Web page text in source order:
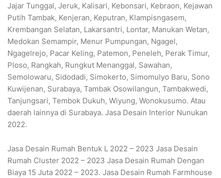
Jajar Tunggal, Jeruk, Kalisari, Kebonsari, Kebraon, Kejawan
Putih Tambak, Kenjeran, Keputran, Klampisngasem,
Krembangan Selatan, Lakarsantri, Lontar, Manukan Wetan,
Medokan Semampir, Menur Pumpungan, Ngagel,
Ngagelrejo, Pacar Keling, Patemon, Peneleh, Perak Timur,
Ploso, Rangkah, Rungkut Menanggal, Sawahan,
Semolowaru, Sidodadi, Simokerto, Simomulyo Baru, Sono
Kuwijenan, Surabaya, Tambak Osowilangun, Tambakwedi,
Tanjungsari, Tembok Dukuh, Wiyung, Wonokusumo. Atau
daerah lainnya di Surabaya. Jasa Desain Interior Nunukan
2022.
Jasa Desain Rumah Bentuk L 2022 – 2023 Jasa Desain
Rumah Cluster 2022 – 2023 Jasa Desain Rumah Dengan
Biaya 15 Juta 2022 – 2023. Jasa Desain Rumah Farmhouse